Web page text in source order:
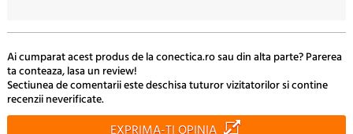
Ai cumparat acest produs de la conectica.ro sau din alta parte? Parerea
ta conteaza, lasa un review!
Sectiunea de comentarii este deschisa tuturor vizitatorilor si contine
recenzii neverificate.